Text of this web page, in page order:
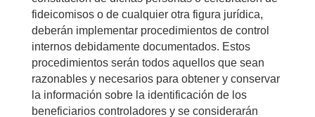
fideicomisos o de cualquier otra figura jurídica,
deberán implementar procedimientos de control
internos debidamente documentados. Estos
procedimientos serán todos aquellos que sean
razonables y necesarios para obtener y conservar
la información sobre la identificación de los
beneficiarios controladores y se considerarán